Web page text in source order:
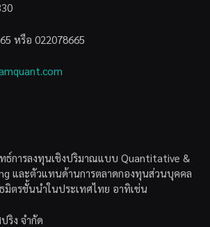
หรือ 022078665
การลงทุนเชิงปริมาณแบบ Quantitative &
และตัวแทนด้านการตลาดกองทุนส่วนบุคคล
มิตรชั้นนำในประเทศไทย อาทิเช่น
ริง จำกัด